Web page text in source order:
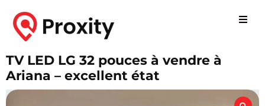
TV LED LG 32 pouces à vendre à
Ariana – excellent état